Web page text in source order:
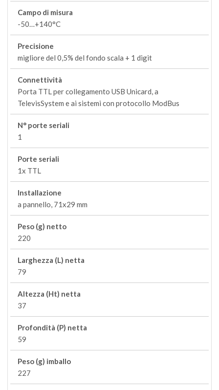
Campo di misura
-50…+140°C
Precisione
migliore del 0,5% del fondo scala + 1 digit
Connettività
Porta TTL per collegamento USB Unicard, a
TelevisSystem e ai sistemi con protocollo ModBus
N° porte seriali
1
Porte seriali
1x TTL
Installazione
a pannello, 71x29 mm
Peso (g) netto
220
Larghezza (L) netta
79
Altezza (Ht) netta
37
Profondità (P) netta
59
Peso (g) imballo
227